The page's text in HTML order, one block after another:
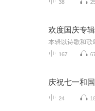
38
欢度国庆专辑
167
庆祝七一和
24